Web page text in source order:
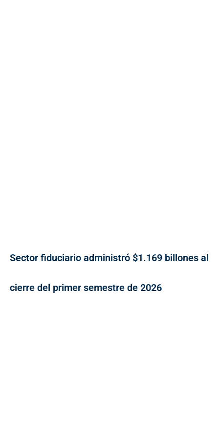
Sector fiduciario administró $1.169 billones al
cierre del primer semestre de 2026